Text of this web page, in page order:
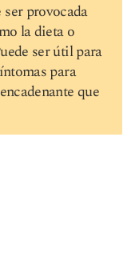
provocada
la dieta o
ser útil para
para
que